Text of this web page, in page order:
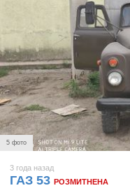
5 фото
3 года назад
ГАЗ 53 РОЗМИТНЕНА